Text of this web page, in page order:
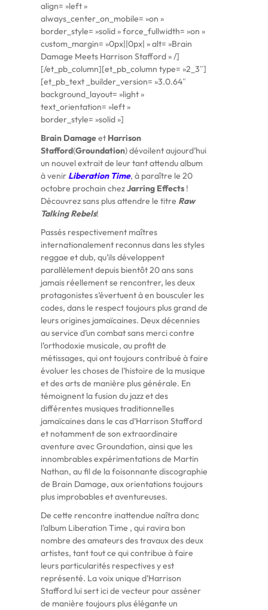
align= »left »
always_center_on_mobile= »on »
border_style= »solid » force_fullwidth= »on »
custom_margin= »0px||0px| » alt= »Brain
Damage Meets Harrison Stafford » /]
[/et_pb_column][et_pb_column type= »2_3″]
[et_pb_text _builder_version= »3.0.64″
background_layout= »light »
text_orientation= »left »
border_style= »solid »]
Brain Damageet Harrison
Stafford(Groundation) dévoilent aujourd’hui
un nouvel extrait de leur tant attendu album
à venir Liberation Time, à paraître le 20
octobre prochain chezJarring Effects!
Découvrez sans plus attendre le titre Raw
Talking Rebels!
Passés respectivement maîtres
internationalement reconnus dans les styles
reggae et dub, qu’ils développent
parallèlement depuis bientôt 20 ans sans
jamais réellement se rencontrer, les deux
protagonistes s’évertuent à en bousculer les
codes, dans le respect toujours plus grand de
leurs origines jamaïcaines. Deux décennies
au service d’un combat sans merci contre
l’orthodoxie musicale, au profit de
métissages, qui ont toujours contribué à faire
évoluer les choses de l’histoire de la musique
et des arts de manière plus générale. En
témoignent la fusion du jazz et des
différentes musiques traditionnelles
jamaïcaines dans le cas d’Harrison Stafford
et notamment de son extraordinaire
aventure avec Groundation, ainsi que les
innombrables expérimentations de Martin
Nathan, au fil de la foisonnante discographie
de Brain Damage, aux orientations toujours
plus improbables et aventureuses.
De cette rencontre inattendue naîtra donc
l’album Liberation Time , qui ravira bon
nombre des amateurs des travaux des deux
artistes, tant tout ce qui contribue à faire
leurs particularités respectives y est
représenté. La voix unique d’Harrison
Stafford lui sert ici de vecteur pour asséner
de manière toujours plus élégante un